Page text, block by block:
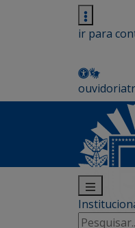
ir para
ouvidoria
Pesquisar